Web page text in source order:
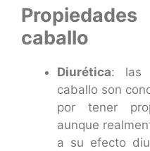
caballo
Diurética: las
caballo son
por tener
aunque
a su efecto